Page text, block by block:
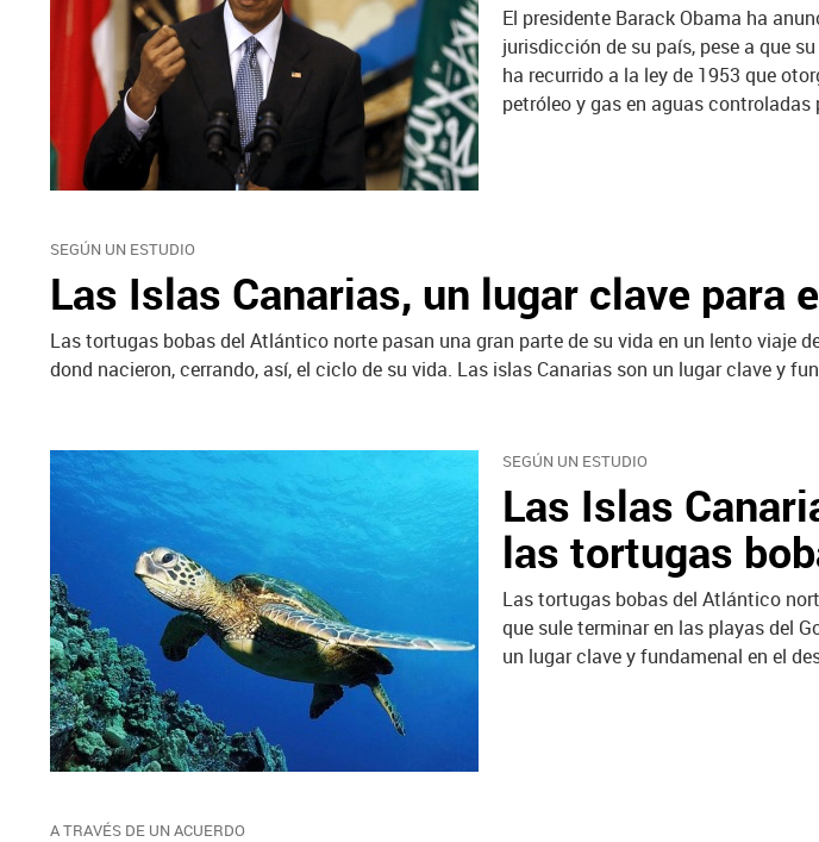
El presidente Barack Obama ha
jurisdicción de su país, pese a que
ha recurrido a la ley de 1953 que
petróleo y gas en aguas controladas
SEGÚN UN ESTUDIO
Las Islas Canarias, un lugar clave
Las tortugas bobas del Atlántico norte pasan una gran parte de su vida en un lento viaje
dond nacieron, cerrando, así, el ciclo de su vida. Las islas Canarias son un lugar clave y
SEGÚN UN ESTUDIO
Las Islas
las tortugas
Las tortugas bobas del Atlántico
que sule terminar en las playas del
un lugar clave y fundamenal en el
A TRAVÉS DE UN ACUERDO